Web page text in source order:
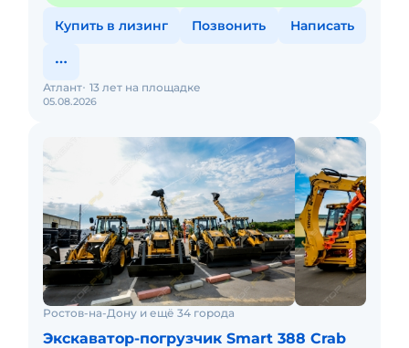
Купить в лизинг Позвонить Написать
05.08.2026
Атлант 13 лет на площадке
Ростов-на-Дону и ещё 34 города
Экскаватор-погрузчик Smart 388 Crab